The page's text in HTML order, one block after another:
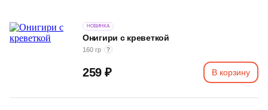
Онигири с креветкой
НОВИНКА
160 гр
259 ₽ В корзину